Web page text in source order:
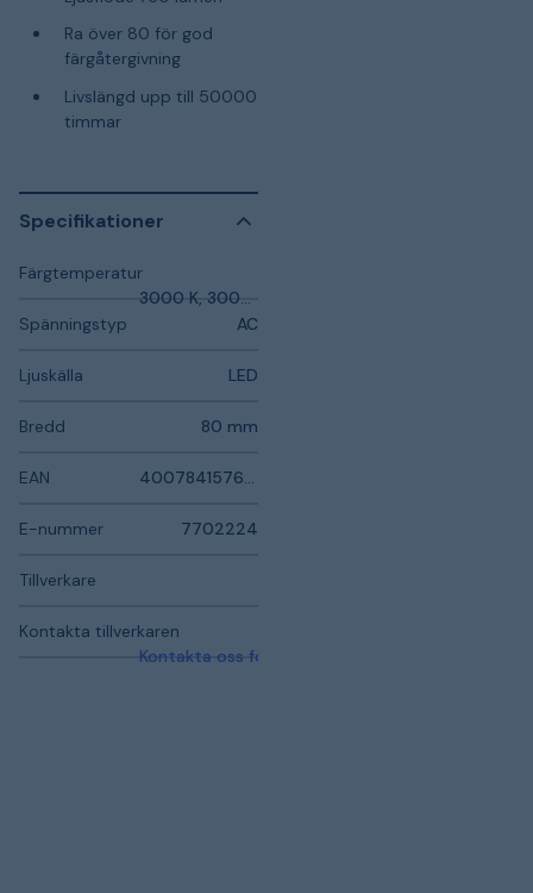
Ra över 80 för god
färgåtergivning
Livslängd upp till 50000
timmar
Specifikationer
Färgtemperatur
Spänningstyp
AC
Ljuskälla LED
Bredd 80 mm
EAN
E-nummer 7702224
Tillverkare
Kontakta tillverkaren
Kontakta oss för mer information